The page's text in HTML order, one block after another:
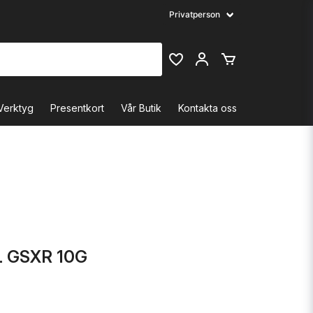
Presentkort Vår Butik Kontakta oss
10G